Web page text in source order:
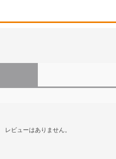
レビューはありません。